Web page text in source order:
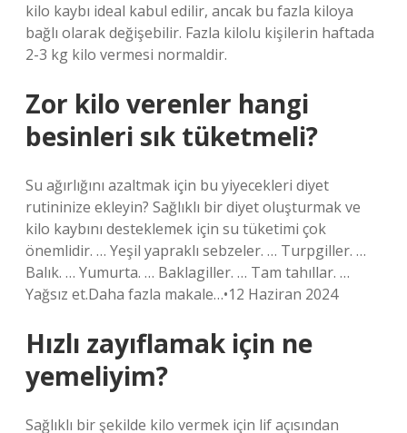
kilo kaybı ideal kabul edilir, ancak bu fazla kiloya
bağlı olarak değişebilir. Fazla kilolu kişilerin haftada
2-3 kg kilo vermesi normaldir.
Zor kilo verenler hangi
besinleri sık tüketmeli?
Su ağırlığını azaltmak için bu yiyecekleri diyet
rutininize ekleyin? Sağlıklı bir diyet oluşturmak ve
kilo kaybını desteklemek için su tüketimi çok
önemlidir. … Yeşil yapraklı sebzeler. … Turpgiller. …
Balık. … Yumurta. … Baklagiller. … Tam tahıllar. …
Yağsız et.Daha fazla makale…•12 Haziran 2024
Hızlı zayıflamak için ne
yemeliyim?
Sağlıklı bir şekilde kilo vermek için lif açısından